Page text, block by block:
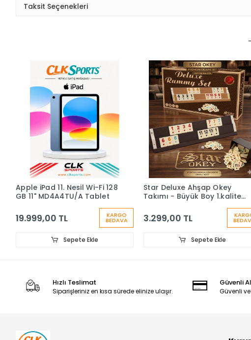
Taksit Seçenekleri
Apple iPad 11. Nesil Wi-Fi 128
GB 11" MD4A4TU/A Tablet
19.999,00 TL KARGO
BEDAVA
Sepete Ekle
Star Deluxe Ahşap Okey
Takımı - Büyük Boy 1.kalite
3.299,00 TL
Sepete Ekle
Hızlı Teslimat
Siparişleriniz en kısa sürede elinize ulaşır.
Güvenli
Güvenli